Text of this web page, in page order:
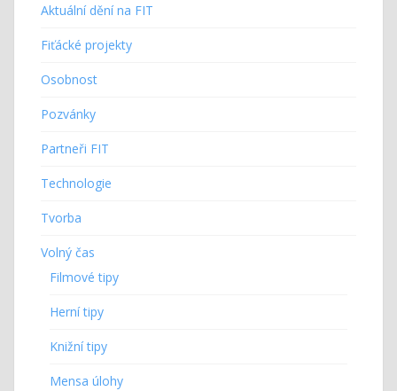
Aktuální dění na FIT
Fiťácké projekty
Osobnost
Pozvánky
Partneři FIT
Technologie
Tvorba
Volný čas
Filmové tipy
Herní tipy
Knižní tipy
Mensa úlohy